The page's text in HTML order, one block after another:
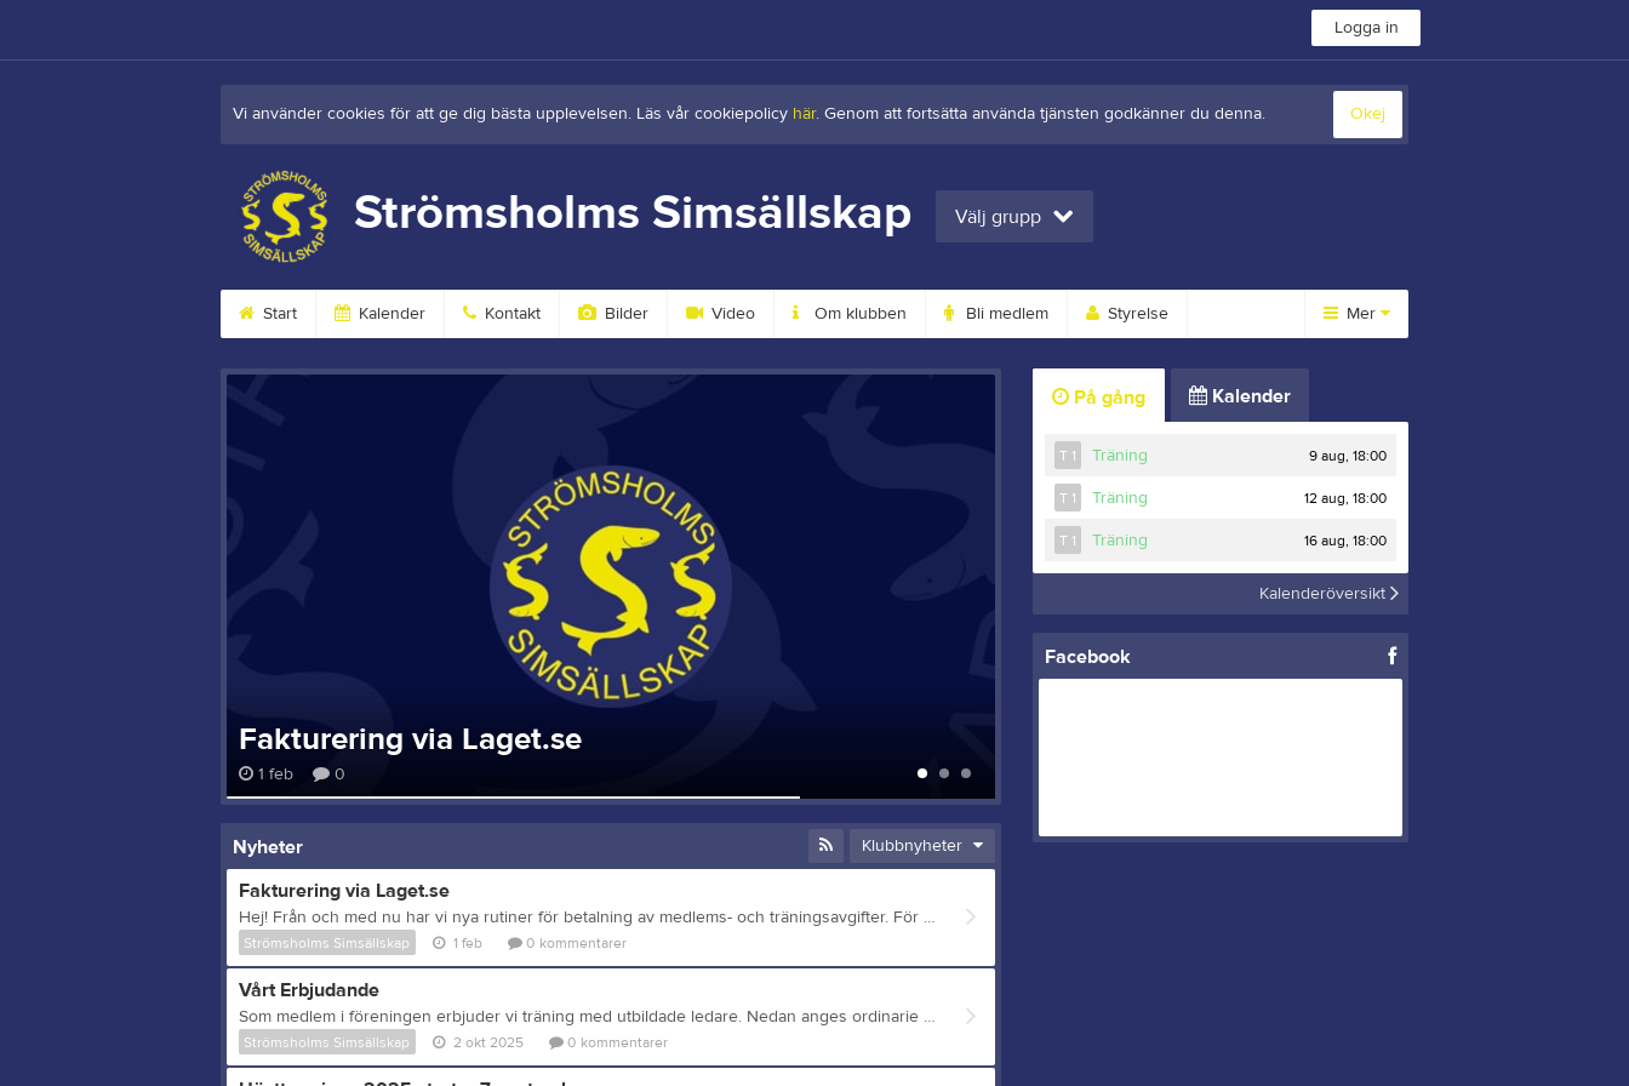
Logga in
Vi använder cookies för att ge dig bästa upplevelsen. Läs vår cookiepolicy här. Genom att fortsätta använda tjänsten godkänner du denna. Okej
Strömsholms Simsällskap Välj grupp
Start Kalender Kontakt Bilder Video Om klubben Bli medlem Styrelse Mer
Fakturering via Laget.se
1 feb 0
Nyheter Klubbnyheter
Fakturering via Laget.se
Hej! Från och med nu har vi nya rutiner för betalning av medlems- och träningsavgifter. För dig som betalare av avgifter är den stora skillnaden att du nu kommer få en avi på mejlen skickad via laget.se. Avsändaren för avin kommer vara Strömsholms Simsällskap via Ping Payments. På avin finns möjlighet att betala med Swish, samt därutöver även precis som för vanliga fakturor, OCR-nummer, summa, sista betaldatum och bankgiro. Du behöver bara följa instruktionerna. Betalningsmottagare är Ping Payments. Om du i framtiden byter mejladress vill vi påminna om vikten av att ändra adress även på ditt konto i laget.se. Den mejladress du fått detta mejl på är den som finns registrerad på dig. Med dessa nya rutiner kommer vi spara mycket tid både för gruppernas ledare och oss i föreningen, vilket på så sätt ger mer tid över till andra verksamhetsfrämjande uppgifter. Vi tror också du som medlem/målsman kommer uppskatta tydligheten och enkelheten i det här sättet att betala avgifterna. Till ansvariga för alla våra grupper vill vi betona vikten av att dels lägga till alla aktiva men också lägga upp och koppla minst en målsman med mejladress och mobilnummer till respektive aktiv i laget.se. Till målsmän som vet att endast ena föräldern har ett laget.se-konto hjälper vi gärna till att även lägga upp ytterligare en målsman så att även den får info om sitt barn. Mejla oss i så fall på styrelsen@stromsholmsss.se och meddela vilken målsman som ska läggas till och kopplat till vilken/vilka barn. Vid frågor om insamlingen av medlems- och träningsavgifter är ni välkomna att kontakta oss på styrelsen@stromsholmsss.se. Har du som förälder fått detta mejl trots att ditt barn slutat? Meddela oss i så fall på styrelsen@stromsholmsss.se och skriv då i mejlet vilket barn som slutat och i vilken grupp. Planen är att fakturering kommer att ske någon gång under mars månad 2026. Med vänliga hälsningar Styrelsen Strömsholms Simsällskap
Strömsholms Simsällskap 1 feb 0 kommentarer
Vårt Erbjudande
Som medlem i föreningen erbjuder vi träning med utbildade ledare. Nedan anges ordinarie avgifter för läsåret 2025/2026 Vi har i år valt att ange träningsavgifterna för sig och per termin samt medlemsavgiften för sig. Betald medlemsavgift är en förutsättning för att kunna delta i föreningens verksamhet. Barn (Grupperna Baddaren, Sköldpaddan, Pingvin, Fisken/Hajen & T1/T2): Träningsavgift om 400 kr/termin samt medlemsavgift om 200 kr/läsår. OBS! Medlemsavgiften inbetalas den första terminen barnet är med i verksamheten. Familjerabatt: Vilket innebär att för det tredje barnet i familjen som deltar i verksamhetens aktiviteter kostar träningsavgiften endast 50 kr per termin samt medlemsavgift om 200kr/läsår. Vattengymnastik: Träningsavgift 700 kr/termin samt medlemsavgift om 200 kr/läsår. OBS! Medlemsavgift inbetalas den första terminen som medlemmen är med i verksamheten. Mastersimmare/Crawl: Träningsavgift 700 kr/termin samt medlemsavgift om 200 kr/läsår. OBS! Medlemsavgift inbetalas den första terminen som medlemmen är med i verksamheten. Nya deltagare har rätt att prova på de tre första tillfällena, efter detta skall avgift betalas. Vi ber er betala in avgiften så snart som möjligt efter terminens start. BETALNING SKER TILL: Plusgiro 44 09 00-9 PÅ BETALNINGEN ANGES: Namn, Födelsedata (ÅÅMMDD) och Simgrupp (Se ovan) Ledare, hjälpledare samt styrelsemedlemmar och deras barn betalar endas medlemsavgift, dvs 200 kr per simmar-år och person. Hjälpledare innebär att personen är registrerad medlem. Hjälpledaren assisterar ledaren och hjälper till med alla barn i simgruppen. Alla ledare och styrelse jobbar för övrigt helt ideellt (med undantag för ledarungdom som är under 21 år vilka får en mindre ersättning per gång). Har du frågor är du välkommen att höra av dig! Med vänlig hälsning Styrelsen och Ledarna
Strömsholms Simsällskap 2 okt 2025 0 kommentarer
På gång Kalender
T 1 Träning 9 aug, 18:00
T 1 Träning 12 aug, 18:00
T 1 Träning 16 aug, 18:00
Kalenderöversikt
Facebook